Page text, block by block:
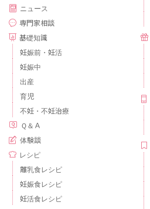
ニュース
専門家相談
基礎知識
妊娠前・妊活
妊娠中
出産
育児
不妊・不妊治療
Ｑ＆Ａ
体験談
レシピ
離乳食レシピ
妊娠食レシピ
妊活食レシピ